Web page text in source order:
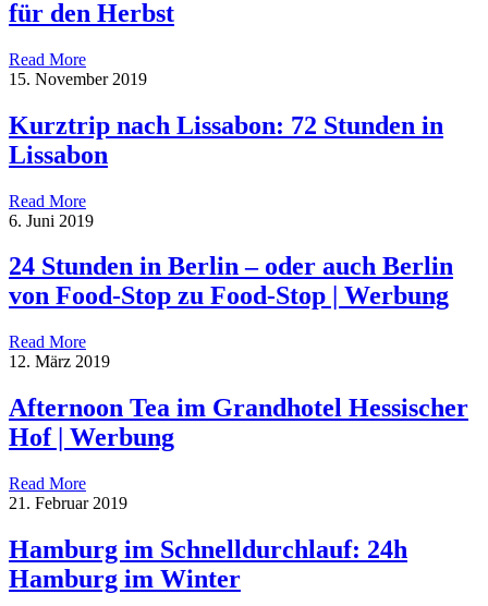
für den Herbst
Read More
15. November 2019
Kurztrip nach Lissabon: 72 Stunden in
Lissabon
Read More
6. Juni 2019
24 Stunden in Berlin – oder auch Berlin
von Food-Stop zu Food-Stop | Werbung
Read More
12. März 2019
Afternoon Tea im Grandhotel Hessischer
Hof | Werbung
Read More
21. Februar 2019
Hamburg im Schnelldurchlauf: 24h
Hamburg im Winter